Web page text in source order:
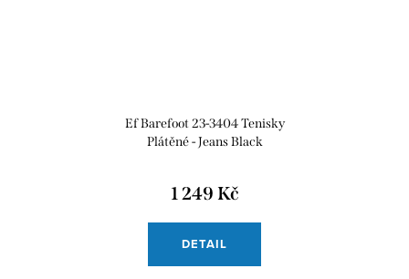
Ef Barefoot 23-3404 Tenisky
Plátěné - Jeans Black
1 249 Kč
DETAIL